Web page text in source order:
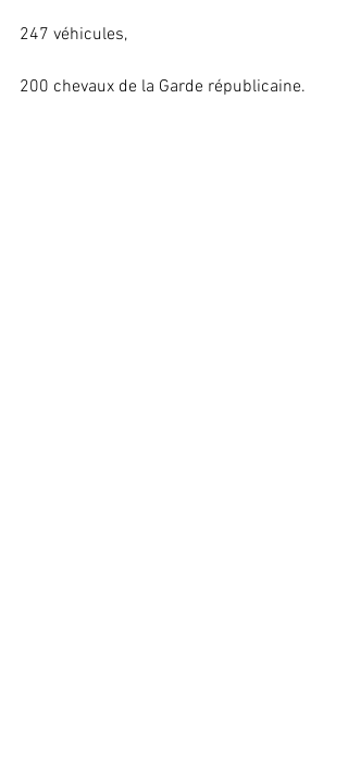
247 véhicules,
200 chevaux de la Garde républicaine.